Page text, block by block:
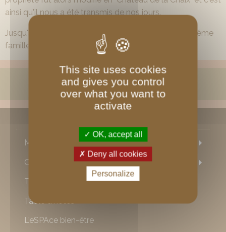
ainsi qu'il nous a été transmis de nos jours.
Jusqu'à notre arrivée, la propriété appartenait à la même
famille et ce ... de génération en génération.
vérifier la disponibilité des chambres
Maison
Chambres
Tarifs
Table d'hôtes
L'eSPAce bien-être
This site uses cookies
and gives you control
over what you want to
activate
OK, accept all
Deny all cookies
Personalize